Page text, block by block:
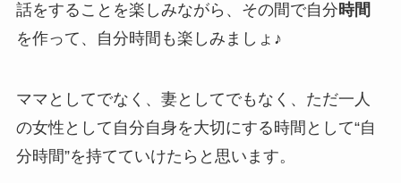
話をすることを楽しみながら、その間で自分時間
を作って、自分時間も楽しみましょ♪
ママとしてでなく、妻としてでもなく、ただ一人
の女性として自分自身を大切にする時間として“自
分時間”を持てていけたらと思います。